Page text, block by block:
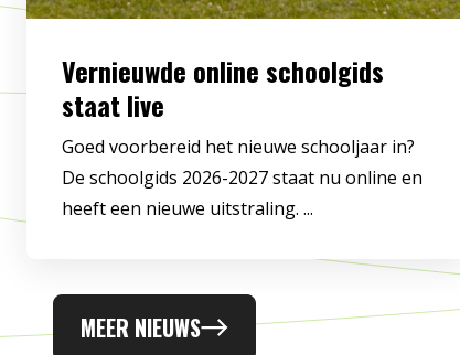
Vernieuwde online schoolgids
staat live
Goed voorbereid het nieuwe schooljaar in?
De schoolgids 2026-2027 staat nu online en
heeft een nieuwe uitstraling. ...
MEER NIEUWS